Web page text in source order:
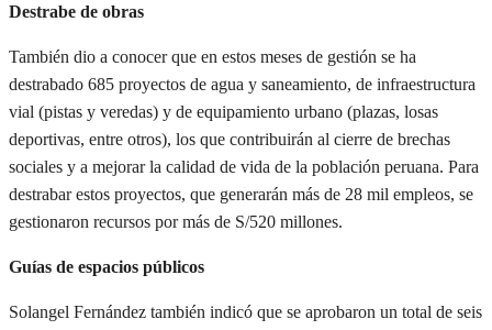
Destrabe de obras
También dio a conocer que en estos meses de gestión se ha
destrabado 685 proyectos de agua y saneamiento, de infraestructura
vial (pistas y veredas) y de equipamiento urbano (plazas, losas
deportivas, entre otros), los que contribuirán al cierre de brechas
sociales y a mejorar la calidad de vida de la población peruana. Para
destrabar estos proyectos, que generarán más de 28 mil empleos, se
gestionaron recursos por más de S/520 millones.
Guías de espacios públicos
Solangel Fernández también indicó que se aprobaron un total de seis